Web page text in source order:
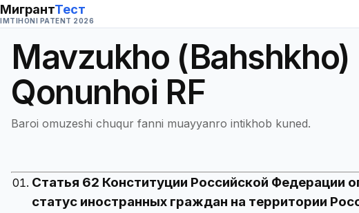
МигрантТест
IMTIHONI PATENT 2026
Mavzukho (Bahshkho)
Qonunhoi RF
Baroi omuzeshi chuqur fanni muayyanro intikhob kuned.
Статья 62 Конституции Российской Федерации
статус иностранных граждан на территории